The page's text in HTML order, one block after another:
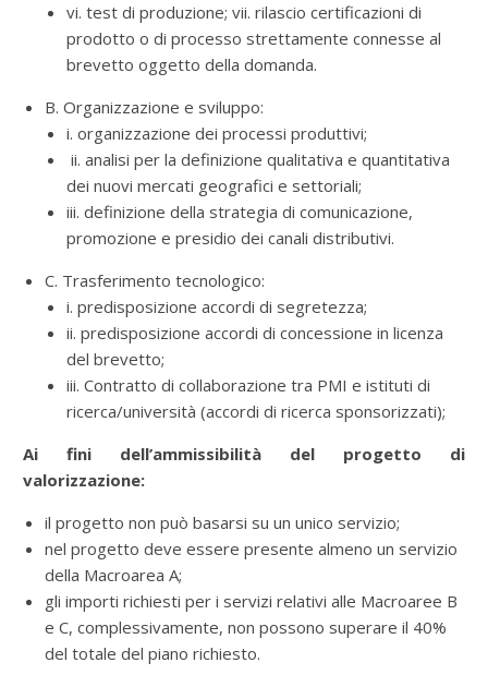
vi. test di produzione; vii. rilascio certificazioni di
prodotto o di processo strettamente connesse al
brevetto oggetto della domanda.
B. Organizzazione e sviluppo:
i. organizzazione dei processi produttivi;
ii. analisi per la definizione qualitativa e quantitativa
dei nuovi mercati geografici e settoriali;
iii. definizione della strategia di comunicazione,
promozione e presidio dei canali distributivi.
C. Trasferimento tecnologico:
i. predisposizione accordi di segretezza;
ii. predisposizione accordi di concessione in licenza
del brevetto;
iii. Contratto di collaborazione tra PMI e istituti di
ricerca/università (accordi di ricerca sponsorizzati);
Ai fini dell’ammissibilità del progetto di
valorizzazione:
il progetto non può basarsi su un unico servizio;
nel progetto deve essere presente almeno un servizio
della Macroarea A;
gli importi richiesti per i servizi relativi alle Macroaree B
e C, complessivamente, non possono superare il 40%
del totale del piano richiesto.